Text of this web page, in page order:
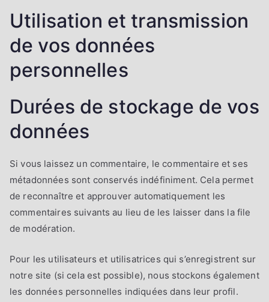
Utilisation et transmission
de vos données
personnelles
Durées de stockage de vos
données
Si vous laissez un commentaire, le commentaire et ses
métadonnées sont conservés indéfiniment. Cela permet
de reconnaître et approuver automatiquement les
commentaires suivants au lieu de les laisser dans la file
de modération.
Pour les utilisateurs et utilisatrices qui s’enregistrent sur
notre site (si cela est possible), nous stockons également
les données personnelles indiquées dans leur profil.